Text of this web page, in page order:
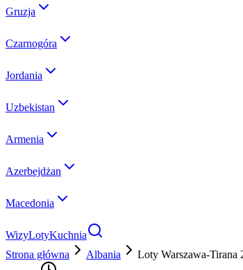
Gruzja
Czarnogóra
Jordania
Uzbekistan
Armenia
Azerbejdżan
Macedonia
WizyLotyKuchnia
Strona główna
Albania
Loty Warszawa-Tirana